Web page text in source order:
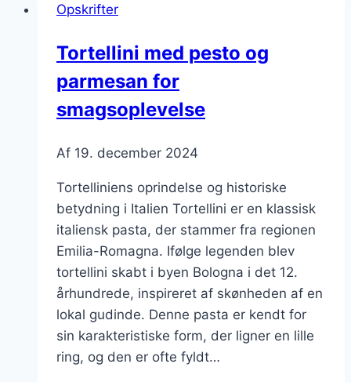
snack
Opskrifter
Tortellini med pesto og
parmesan for
smagsoplevelse
Af 19. december 2024
Tortelliniens oprindelse og historiske
betydning i Italien Tortellini er en klassisk
italiensk pasta, der stammer fra regionen
Emilia-Romagna. Ifølge legenden blev
tortellini skabt i byen Bologna i det 12.
århundrede, inspireret af skønheden af en
lokal gudinde. Denne pasta er kendt for
sin karakteristiske form, der ligner en lille
ring, og den er ofte fyldt…